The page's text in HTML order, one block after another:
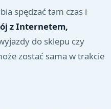
spędzać tam czas i
z Internetem,
do sklepu czy
zostać sama w trakcie